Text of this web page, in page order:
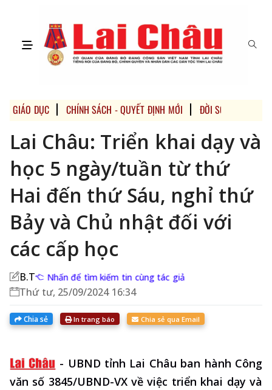
GIÁO DỤC CHÍNH SÁCH - QUYẾT ĐỊNH MỚI ĐỜI SỐNG
Lai Châu: Triển khai dạy và
học 5 ngày/tuần từ thứ
Hai đến thứ Sáu, nghỉ thứ
Bảy và Chủ nhật đối với
các cấp học
B.T Nhấn để tìm kiếm tin cùng tác giả
Thứ tư, 25/09/2024 16:34
Chia sẻ In trang báo Chia sẻ qua Email
- UBND tỉnh Lai Châu ban hành Công
văn số 3845/UBND-VX về việc triển khai dạy và